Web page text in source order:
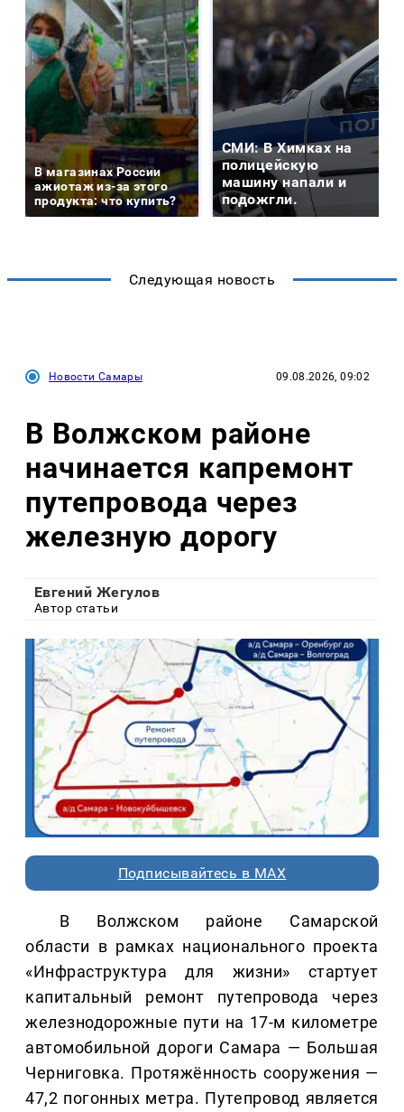
В магазинах России
ажиотаж из-за этого
продукта: что купить?
СМИ: В Химках на
полицейскую
машину напали и
подожгли.
Следующая новость
Новости Самары 09.08.2026, 09:02
В Волжском районе
начинается капремонт
путепровода через
железную дорогу
Евгений Жегулов
Автор статьи
Подписывайтесь в MAX
В Волжском районе Самарской
области в рамках национального проекта
«Инфраструктура для жизни» стартует
капитальный ремонт путепровода через
железнодорожные пути на 17-м километре
автомобильной дороги Самара — Большая
Черниговка. Протяжённость сооружения —
47,2 погонных метра. Путепровод является